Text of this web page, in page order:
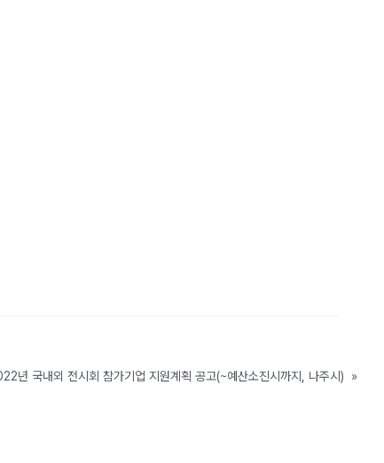
년 국내외 전시회 참가기업 지원계획 공고(~예산소진시까지, 나주시) »